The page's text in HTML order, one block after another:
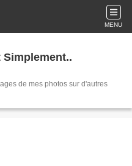
MENU
de mes photos sur d'autres